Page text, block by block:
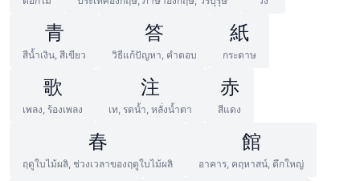
青
สีน้ำเงิน, สีเขียว
答
วิธีแก้ปัญหา, คำตอบ
紙
กระดาษ
歌
เพลง, ร้องเพลง
注
เท, รดน้ำ, หลั่งน้ำตา
赤
สีแดง
春
ฤดูใบไม้ผลิ, ช่วงเวลาของฤดูใบไม้ผลิ
館
อาคาร, คฤหาสน์, ตึกใหญ่